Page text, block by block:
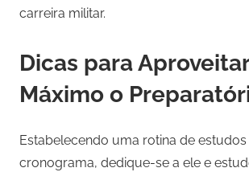
carreira militar.
Dicas para
Máximo o
Estabelecendo uma rotina de estudos
cronograma, dedique-se a ele e